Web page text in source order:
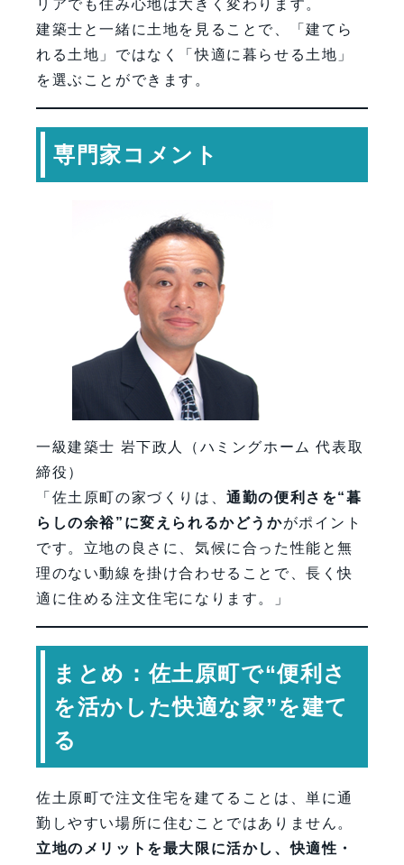
リアでも住み心地は大きく変わります。
建築士と一緒に土地を見ることで、「建てら
れる土地」ではなく「快適に暮らせる土地」
を選ぶことができます。
専門家コメント
一級建築士 岩下政人（ハミングホーム 代表取
締役）
「佐土原町の家づくりは、通勤の便利さを“暮
らしの余裕”に変えられるかどうかがポイント
です。立地の良さに、気候に合った性能と無
理のない動線を掛け合わせることで、長く快
適に住める注文住宅になります。」
まとめ：佐土原町で“便利さ
を活かした快適な家”を建て
る
佐土原町で注文住宅を建てることは、単に通
勤しやすい場所に住むことではありません。
立地のメリットを最大限に活かし、快適性・